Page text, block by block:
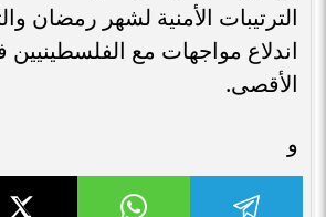
الترتيبات الأمنية لشهر رمضان
اندلاع مواجهات مع
الأقصى.
و